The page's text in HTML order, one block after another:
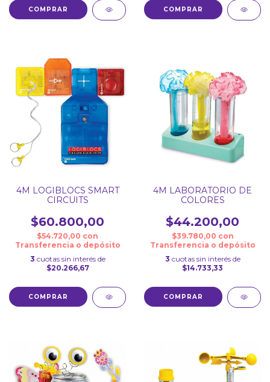
4M LOGIBLOCS SMART
CIRCUITS
$60.800,00
$54.720,00 con
Transferencia o depósito
3 cuotas sin interés de
$20.266,67
4M LABORATORIO DE
COLORES
$44.200,00
$39.780,00 con
Transferencia o depósito
3 cuotas sin interés de
$14.733,33